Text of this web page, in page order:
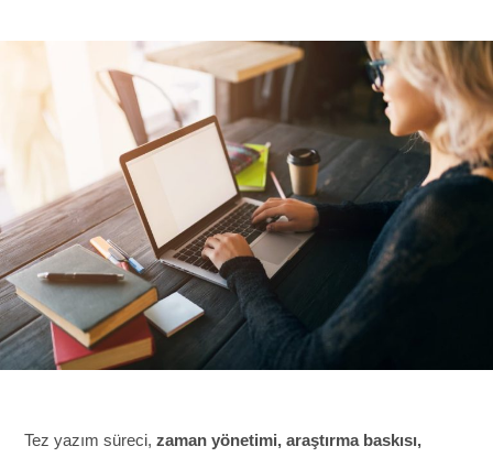
Tez yazım süreci,zaman yönetimi, araştırma baskısı,